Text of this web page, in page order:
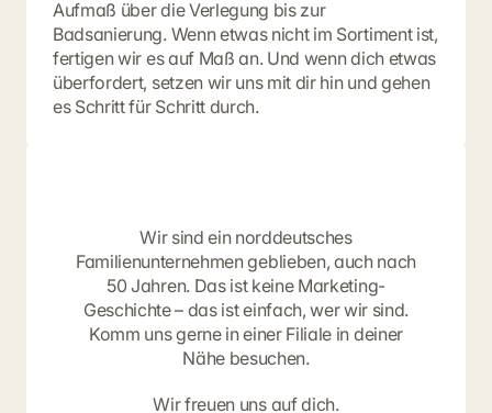
Aufmaß über die Verlegung bis zur
Badsanierung. Wenn etwas nicht im Sortiment ist,
fertigen wir es auf Maß an. Und wenn dich etwas
überfordert, setzen wir uns mit dir hin und gehen
es Schritt für Schritt durch.
Hier im Norden. Ganz bei dir.
Wir sind ein norddeutsches
Familienunternehmen geblieben, auch nach
50 Jahren. Das ist keine Marketing-
Geschichte – das ist einfach, wer wir sind.
Komm uns gerne in einer Filiale in deiner
Nähe besuchen.
Wir freuen uns auf dich.